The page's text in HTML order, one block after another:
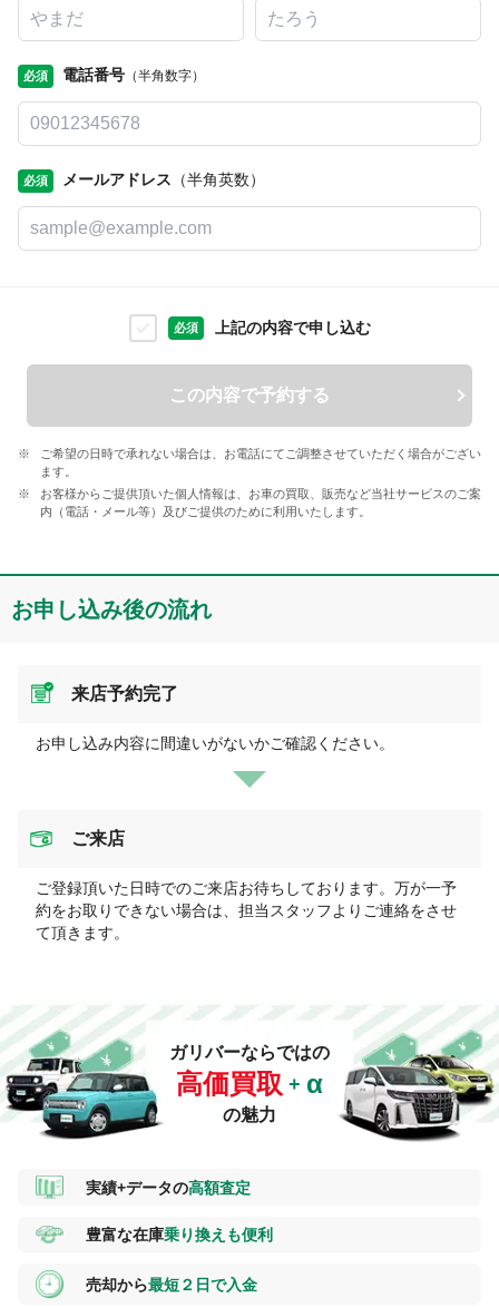
必須 電話番号 （半角数字）
必須 メールアドレス （半角英数）
必須 上記の内容で申し込む
この内容で予約する
ご希望の日時で承れない場合は、お電話にてご調整させていただく場合がござい
ます。
お客様からご提供頂いた個人情報は、お車の買取、販売など当社サービスのご案
内（電話・メール等）及びご提供のために利用いたします。
お申し込み後の流れ
来店予約完了
お申し込み内容に間違いがないかご確認ください。
ご来店
ご登録頂いた日時でのご来店お待ちしております。万が一予
約をお取りできない場合は、担当スタッフよりご連絡をさせ
て頂きます。
ガリバーならではの
高価買取
の魅力
実績+データの高額査定
豊富な在庫乗り換えも便利
売却から最短２日で入金